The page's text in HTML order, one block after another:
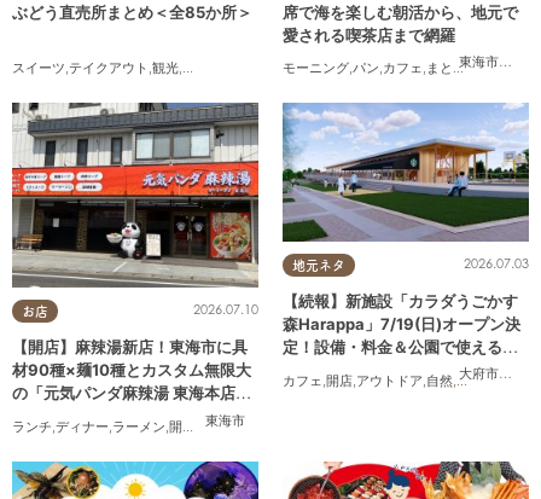
ぶどう直売所まとめ＜全85か所＞
スイーツ,テイクアウト ,観光,アウトドア 季節ネタ 東海市知多
席で海を楽しむ朝活から、地元で
愛される喫茶店まで網羅
モーニング,パン,カフェ, まとめ記事 , コスパ
お店
東海市
2026.07.10
【開店】麻辣湯新店！東海市に具
材90種×麺10種とカスタム無限大
の「元気パンダ麻辣湯 東海本店」
ランチ,ディナー,ラーメン,開店 夫婦,カップル
地元ネタ
大府市
,東浦
2026.07.03
【続報】新施設「カラダうごかす
森Harappa」7/19(日)オープン決
定！設備・料金＆公園で使えるレ
ンタルアイテムも登場
カフェ 開店 アウトドア 自然 まちネタ,